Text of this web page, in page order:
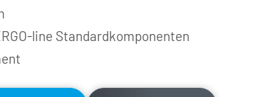
line Standardkomponenten